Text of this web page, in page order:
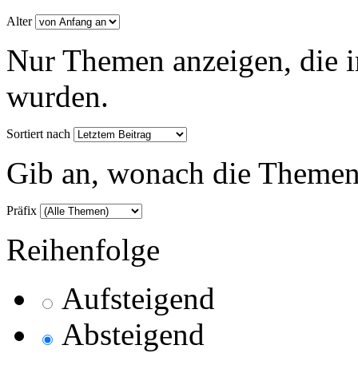
Alter
Nur Themen anzeigen, die
wurden.
Sortiert nach
Gib an, wonach die
Präfix
Reihenfolge
Aufsteigend
Absteigend